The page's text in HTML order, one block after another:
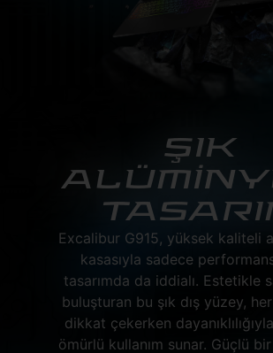
ŞIK
Excalibur G915, yüksek kaliteli
kasasıyla sadece
tasarımda da iddialı. Estetikle
buluşturan bu şık dış yüzey,
dikkat çekerken
ömürlü kullanım sunar. Güçlü